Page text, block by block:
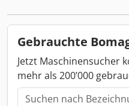
independent expert 41
Die Maschine ist
benötigt jedoch einige
Feld eingesetzt werden
funktionalen Probleme sind
(Bewässerungssystem),
Gebrauchte
Jetzt Maschinensucher
mehr als 200’000